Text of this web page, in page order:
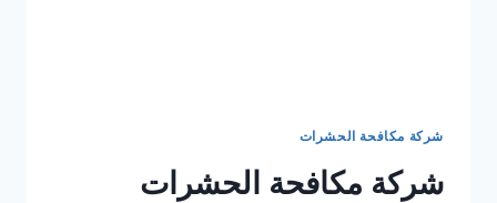
شركة مكافحة الحشرات
شركة مكافحة الحشرات